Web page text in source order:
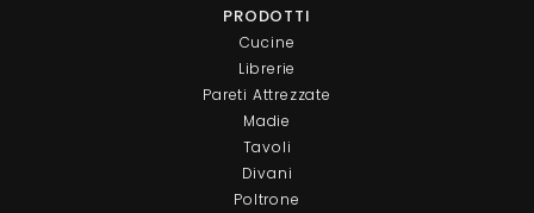
PRODOTTI
Cucine
Librerie
Pareti Attrezzate
Madie
Tavoli
Divani
Poltrone